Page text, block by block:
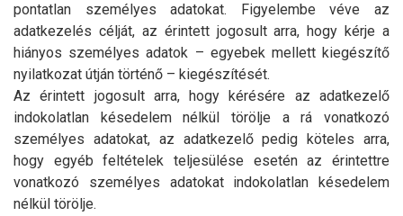
pontatlan személyes adatokat. Figyelembe véve az
adatkezelés célját, az érintett jogosult arra, hogy kérje a
hiányos személyes adatok – egyebek mellett kiegészítő
nyilatkozat útján történő – kiegészítését.
Az érintett jogosult arra, hogy kérésére az adatkezelő
indokolatlan késedelem nélkül törölje a rá vonatkozó
személyes adatokat, az adatkezelő pedig köteles arra,
hogy egyéb feltételek teljesülése esetén az érintettre
vonatkozó személyes adatokat indokolatlan késedelem
nélkül törölje.